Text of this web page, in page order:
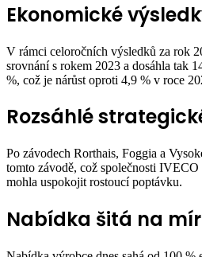
Ekonomické
V rámci celoročních výsledků za rok
srovnání s rokem 2023 a dosáhla tak
%, což je nárůst oproti 4,9 % v roce
Rozsáhlé
Po závodech Rorthais, Foggia a
tomto závodě, což společnosti
mohla uspokojit rostoucí poptávku.
Nabídka šitá na